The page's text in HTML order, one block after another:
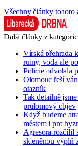
Všechny články tohoto
Další články z kategorie
Vírská přehrada
ruiny, voda ale
Policie odvolala
Olomouc řeší
otazník
Tak detailně
průlomový objev
Když budeme
městem i pro
Agresora rozčílil
skleněnou výplň